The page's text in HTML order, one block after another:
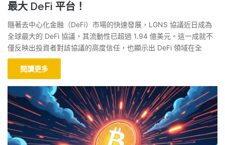
最大 DeFi 平台！
隨著去中心化金融（DeFi）市場的快速發展，LGNS 協議近日成為
全球最大的 DeFi 協議，其流動性已超過 1.94 億美元。這一成就不
僅反映出投資者對該協議的高度信任，也顯示出 DeFi 領域在全
閱讀更多